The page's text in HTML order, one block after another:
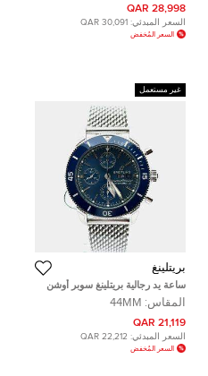
28,998 QAR
السعر المبدئي: 30,091 QAR
السعر المُخفض
غير مستعمل
بريتلينغ
ساعة يد رجالية بريتلينغ سوبر أوشن
زرقاء من الفولاذ المقاوم للصدأ 44 مم
المقاس: 44MM
21,119 QAR
السعر المبدئي: 22,212 QAR
السعر المُخفض